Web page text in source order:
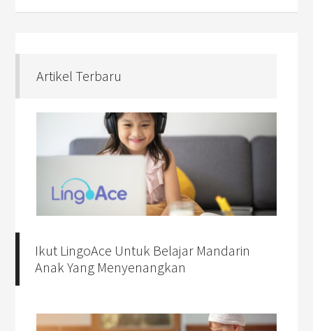
Artikel Terbaru
Ikut LingoAce Untuk Belajar Mandarin
Anak Yang Menyenangkan